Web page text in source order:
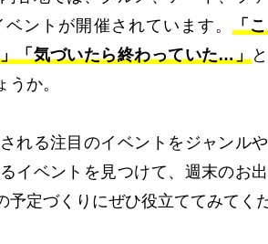
ントが開催されています。
「
「気づいたら終わっていた…」
か。
れる注目のイベントをジャンル
イベントを見つけて、週末のお
定づくりにぜひ役立ててみてく